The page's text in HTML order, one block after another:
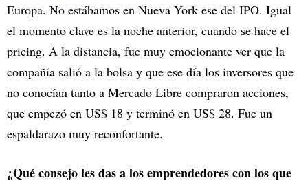
Europa. No estábamos en Nueva York ese del IPO. Igual
el momento clave es la noche anterior, cuando se hace el
pricing. A la distancia, fue muy emocionante ver que la
compañía salió a la bolsa y que ese día los inversores que
no conocían tanto a Mercado Libre compraron acciones,
que empezó en US$ 18 y terminó en US$ 28. Fue un
espaldarazo muy reconfortante.
¿Qué consejo les das a los emprendedores con los que